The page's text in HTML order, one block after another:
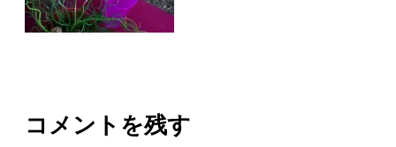
コメントを残す